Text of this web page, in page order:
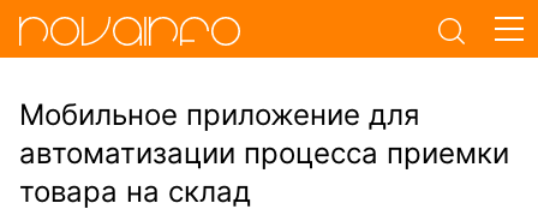
Мобильное приложение для
автоматизации процесса приемки
товара на склад